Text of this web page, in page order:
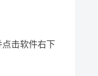
点击软件右下